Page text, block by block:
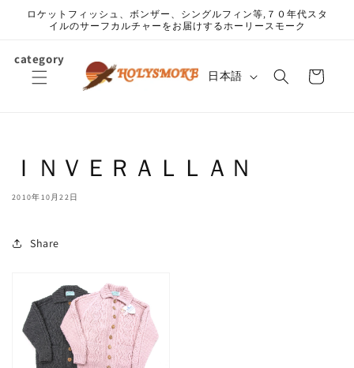
ンツに
ロケットフィッシュ、ボンザー、シングルフィン等,７０年代スタ
イルのサーフカルチャーをお届けするホーリースモーク
category
言日本語
ー
ＩＮＶＥＲＡＬＬＡＮ
2010年10月22日
Share